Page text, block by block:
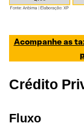
Acompanhe as
Crédito
Fluxo